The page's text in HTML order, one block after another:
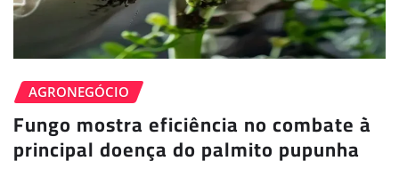
AGRONEGÓCIO
Fungo mostra eficiência no combate à
principal doença do palmito pupunha